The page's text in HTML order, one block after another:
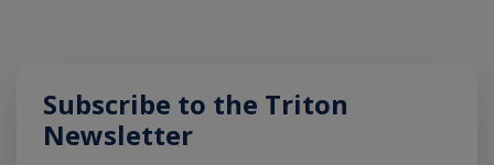
Subscribe to the Triton
Newsletter